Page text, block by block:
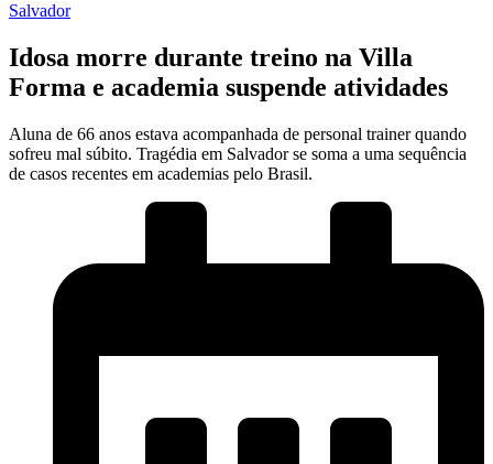
Salvador
Idosa morre durante treino na Villa
Forma e academia suspende atividades
Aluna de 66 anos estava acompanhada de personal trainer quando
sofreu mal súbito. Tragédia em Salvador se soma a uma sequência
de casos recentes em academias pelo Brasil.